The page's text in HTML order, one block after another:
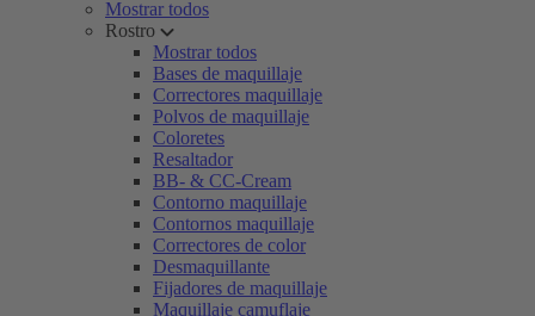
Mostrar todos
Rostro
Mostrar todos
Bases de maquillaje
Correctores maquillaje
Polvos de maquillaje
Coloretes
Resaltador
BB- & CC-Cream
Contorno maquillaje
Contornos maquillaje
Correctores de color
Desmaquillante
Fijadores de maquillaje
Maquillaje camuflaje